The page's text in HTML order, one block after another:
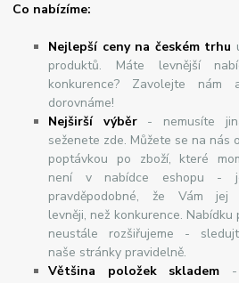
Co nabízíme:
Nejlepší ceny na českém trhu
produktů. Máte levnější
konkurence? Zavolejte
dorovnáme!
Nejširšívýběr- nemusíte
seženete zde. Můžete se na nás
poptávkou po zboží, které
není v nabídce eshopu -
pravděpodobné, že Vám jej
levněji, než konkurence. Nabídku
neustále rozšiřujeme -
naše stránky pravidelně.
Většina položek skladem -